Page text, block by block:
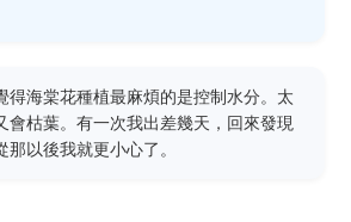
得海棠花種植最麻煩的是控制水分。太
會枯葉。有一次我出差幾天，回來發現
以後我就更小心了。